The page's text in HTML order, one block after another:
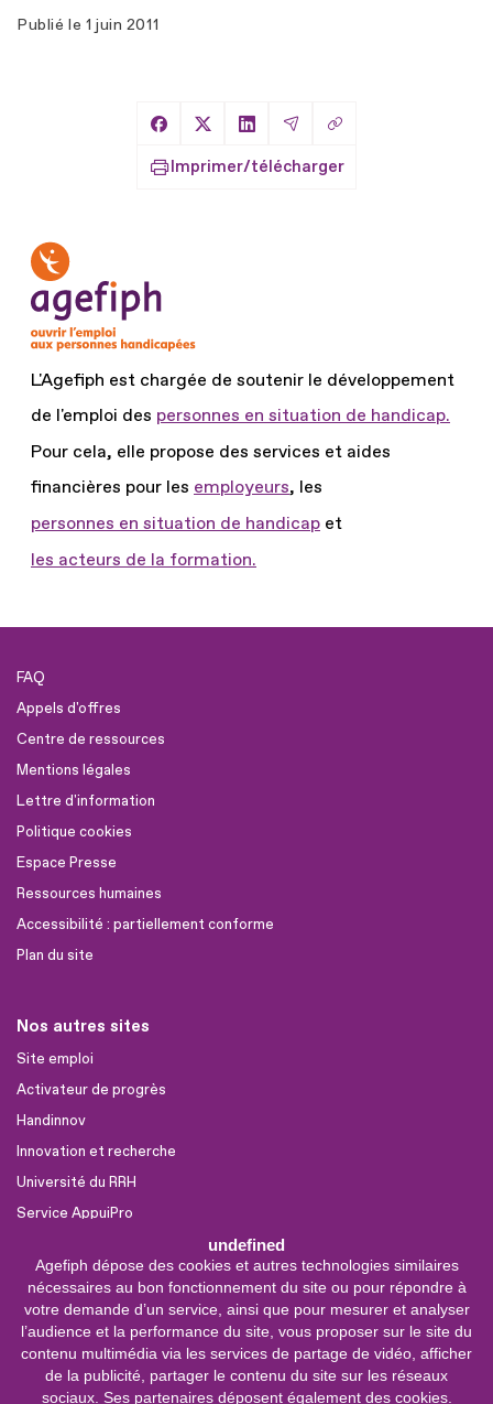
undefined
Agefiph dépose des cookies et autres technologies similaires
nécessaires au bon fonctionnement du site ou pour répondre à
votre demande d’un service, ainsi que pour mesurer et analyser
l’audience et la performance du site, vous proposer sur le site du
contenu multimédia via les services de partage de vidéo, afficher
de la publicité, partager le contenu du site sur les réseaux
sociaux. Ses partenaires déposent également des cookies.
Publié le 1 juin 2011
Partager sur Facebook
Partager sur X
Partager sur LinkedIn
Partager par Email
Copier le lien
Imprimer/télécharger
L'Agefiph est chargée de soutenir le développement
de l'emploi des personnes en situation de handicap.
Pour cela, elle propose des services et aides
financières pour les employeurs, les
personnes en situation de handicap et
les acteurs de la formation.
FAQ
Appels d'offres
Centre de ressources
Mentions légales
Lettre d'information
Politique cookies
Espace Presse
Ressources humaines
Accessibilité : partiellement conforme
Plan du site
Nos autres sites
Site emploi
Activateur de progrès
Handinnov
Innovation et recherche
Université du RRH
Service AppuiPro
Nous suivre
Youtube
Linkedin
Facebook